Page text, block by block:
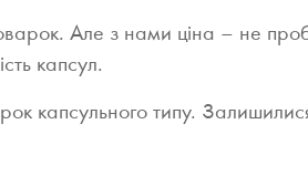
Але з нами ціна – не
капсул.
капсульного типу.